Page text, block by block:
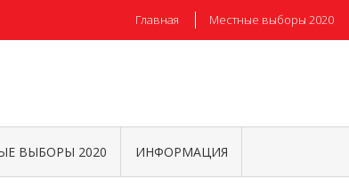
Главная Местные выборы 2020
ВЫБОРЫ 2020 ИНФОРМАЦИЯ